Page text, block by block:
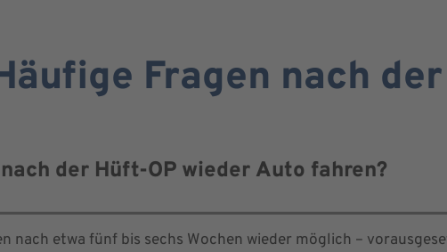
Fragen nach
der Hüft-OP wieder Auto fahren?
nach etwa fünf bis sechs Wochen wieder möglich –